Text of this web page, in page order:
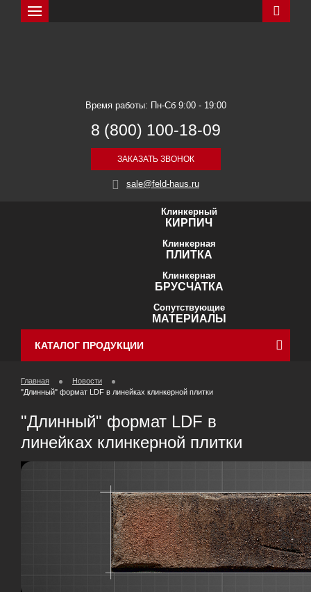
Feldhaus Klinker
Время работы: Пн-Сб 9:00 - 19:00
8 (800) 100-18-09
ЗАКАЗАТЬ ЗВОНОК
sale@feld-haus.ru
КАТАЛОГ ПРОДУКЦИИ
Клинкерный
КИРПИЧ
Клинкерная
ПЛИТКА
Клинкерная
БРУСЧАТКА
Сопутствующие
МАТЕРИАЛЫ
Главная
Новости
"Длинный" формат LDF в линейках клинкерной плитки
"Длинный" формат LDF в
линейках клинкерной плитки